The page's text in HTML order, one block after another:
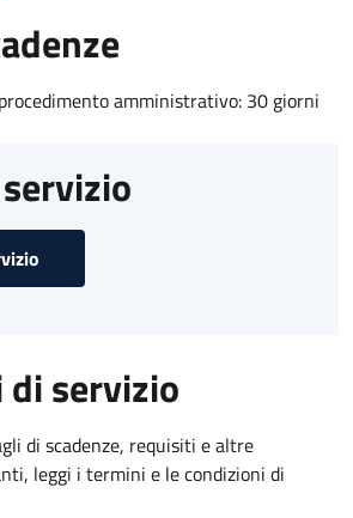
amministrativo: 30 giorni
di servizio
di scadenze, requisiti e altre
leggi i termini e le condizioni di